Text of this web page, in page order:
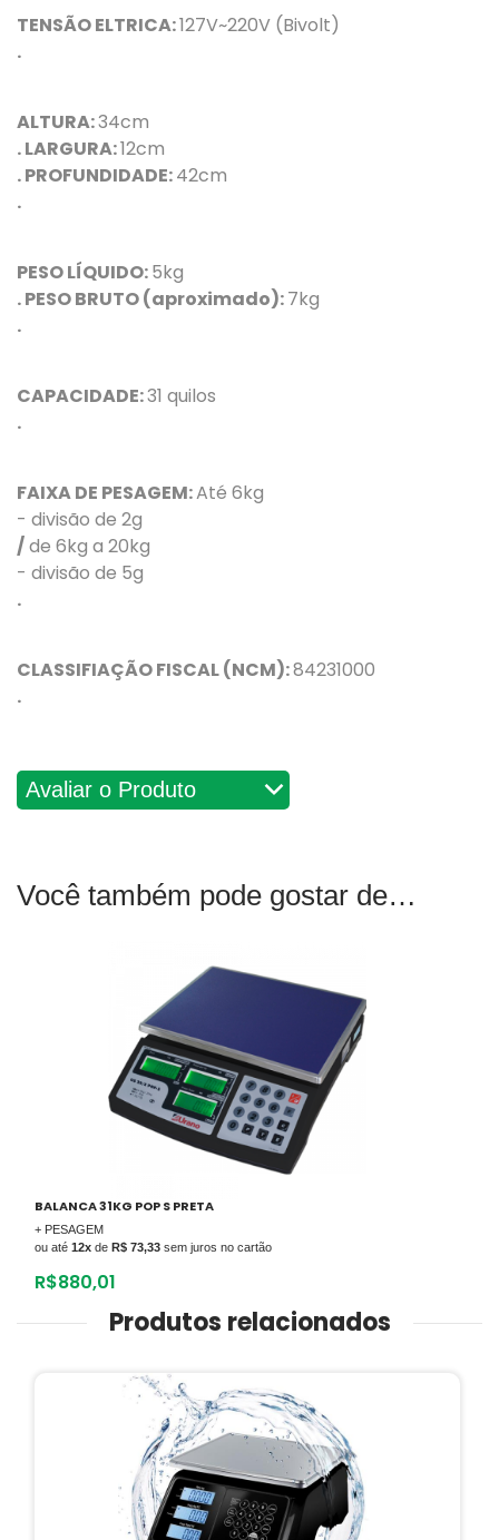
TENSÃO ELTRICA:127V~220V (Bivolt)
.
ALTURA:34cm
. LARGURA:12cm
. PROFUNDIDADE:42cm
.
PESO LÍQUIDO:5kg
. PESO BRUTO (aproximado):7kg
.
CAPACIDADE:31 quilos
.
FAIXA DE PESAGEM:Até 6kg
- divisão de 2g
/de 6kg a 20kg
- divisão de 5g
.
CLASSIFIAÇÃO FISCAL (NCM):84231000
.
Avaliações
Você também pode gostar de
BALANCA 31KG POP S PRETA
+ PESAGEM
ou até 12x de R$ 73,33 sem juros no cartão
R$880,01
Produtos relacionados